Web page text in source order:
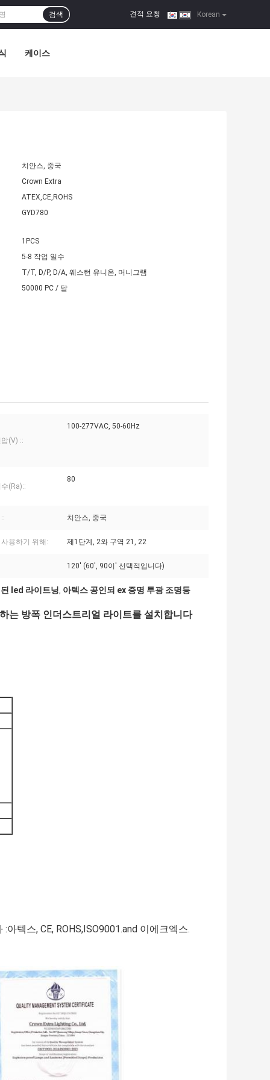
Korean
견적 요청 |
검색
케이스
치안스, 중국
Crown Extra
ATEX,CE,ROHS
GYD780
1PCS
5-8 작업 일수
T/T, D/P, D/A, 웨스턴 유니온, 머니그램
50000 PC / 달
(V) ::
100-277VAC, 50-60Hz
(Ra)::
80
치안스, 중국
용하기 위해: 제1단계, 2와 구역 21, 22
120' (60', 90이' 선택적입니다)
led 라이트닝, 아텍스 공인되 ex 증명 투광 조명등
는 방폭 인더스트리얼 라이트를 설치합니다
텍스, CE, ROHS,ISO9001.and 이에크엑스.